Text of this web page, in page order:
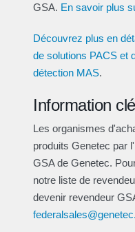
GSA. En savoir plus
Découvrez plus en
de solutions PACS et
détection MAS.
Information clé
Les organismes
produits Genetec par
GSA de Genetec.
notre liste de
devenir revendeur